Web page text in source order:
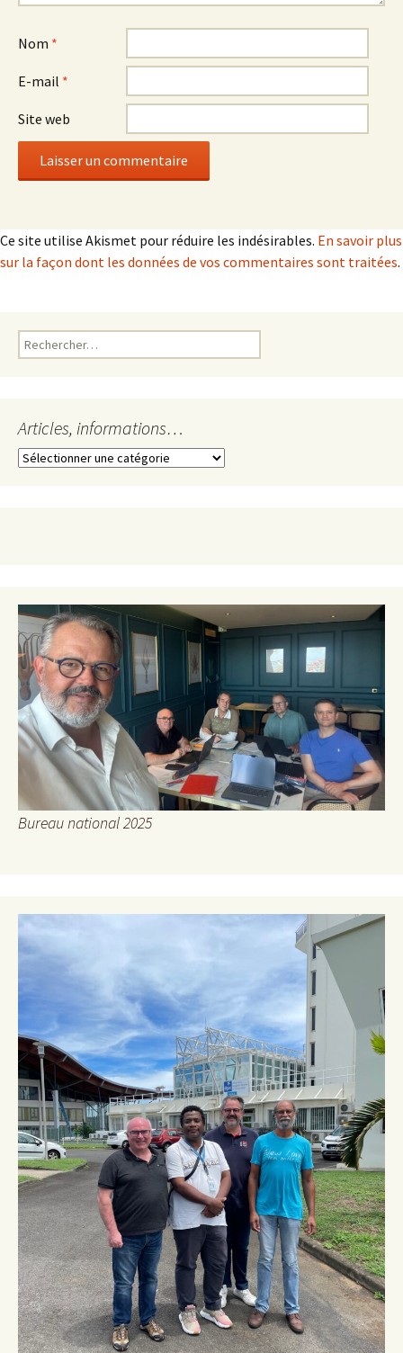
Nom *
E-mail *
Site web
Ce site utilise Akismet pour réduire les indésirables. En savoir plus
sur la façon dont les données de vos commentaires sont traitées.
Rechercher :
Articles, informations…
Articles,
Bureau national 2025